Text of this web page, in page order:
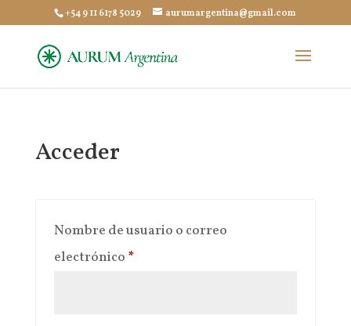
+54 9 11 6178 5029 aurumargentina@gmail.com
Acceder
Nombre de usuario o correo
electrónico *Obligatorio